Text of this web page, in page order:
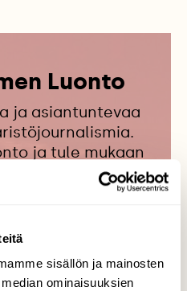
sisällön ja mainosten
ominaisuuksien
Luonto
ja asiantuntevaa
ja tule mukaan
joukkoon!
nyt!